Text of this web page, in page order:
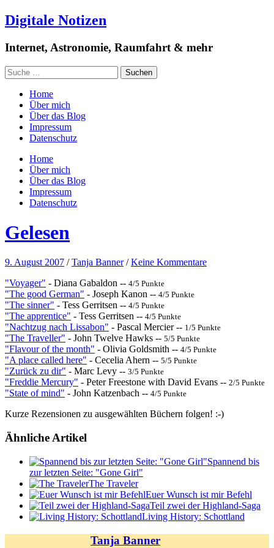
Digitale Notizen
Internet, Astronomie, Raumfahrt & mehr
Home
Über mich
Über das Blog
Impressum
Datenschutz
Home
Über mich
Über das Blog
Impressum
Datenschutz
Gelesen
9. August 2007 /Tanja Banner /Keine Kommentare
"Voyager" - Diana Gabaldon -- 4/5 Punkte
"The good German" - Joseph Kanon -- 4/5 Punkte
"The sinner" - Tess Gerritsen -- 4/5 Punkte
"The apprentice" - Tess Gerritsen -- 4/5 Punkte
"Nachtzug nach Lissabon" - Pascal Mercier -- 1/5 Punkte
"The Traveller" - John Twelve Hawks -- 5/5 Punkte
"Flavour of the month" - Olivia Goldsmith -- 4/5 Punkte
"A place called here" - Cecelia Ahern -- 5/5 Punkte
"Zurück zu dir" - Marc Levy -- 3/5 Punkte
"Freddie Mercury" - Peter Freestone with David Evans -- 2/5 Punkte
"State of mind" - John Katzenbach -- 4/5 Punkte
Kurze Rezensionen zu ausgewählten Büchern folgen! :-)
Ähnliche Artikel
Spannend bis
zur letzten Seite: "Gone Girl"
The Traveler
Euer Wunsch ist mir Befehl
Teil zwei der Highland-Saga
Living History: Schottland
Tanja Banner